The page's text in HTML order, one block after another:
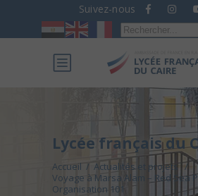
Suivez-nous
Lycée français du
Accueil / Actualités et projets
/
Voyage à Marsa Alam – Red Sea
Organisation 101